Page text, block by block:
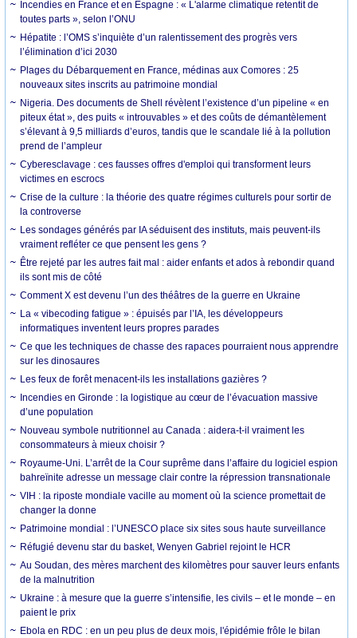
Incendies en France et en Espagne : « L'alarme climatique retentit de
toutes parts », selon l’ONU
Hépatite : l’OMS s’inquiète d’un ralentissement des progrès vers
l’élimination d’ici 2030
Plages du Débarquement en France, médinas aux Comores : 25
nouveaux sites inscrits au patrimoine mondial
Nigeria. Des documents de Shell révèlent l’existence d’un pipeline « en
piteux état », des puits « introuvables » et des coûts de démantèlement
s’élevant à 9,5 milliards d’euros, tandis que le scandale lié à la pollution
prend de l’ampleur
Cyberesclavage : ces fausses offres d'emploi qui transforment leurs
victimes en escrocs
Crise de la culture : la théorie des quatre régimes culturels pour sortir de
la controverse
Les sondages générés par IA séduisent des instituts, mais peuvent-ils
vraiment refléter ce que pensent les gens ?
Être rejeté par les autres fait mal : aider enfants et ados à rebondir quand
ils sont mis de côté
Comment X est devenu l’un des théâtres de la guerre en Ukraine
La « vibecoding fatigue » : épuisés par l’IA, les développeurs
informatiques inventent leurs propres parades
Ce que les techniques de chasse des rapaces pourraient nous apprendre
sur les dinosaures
Les feux de forêt menacent-ils les installations gazières ?
Incendies en Gironde : la logistique au cœur de l’évacuation massive
d’une population
Nouveau symbole nutritionnel au Canada : aidera-t-il vraiment les
consommateurs à mieux choisir ?
Royaume-Uni. L’arrêt de la Cour suprême dans l’affaire du logiciel espion
bahreïnite adresse un message clair contre la répression transnationale
VIH : la riposte mondiale vacille au moment où la science promettait de
changer la donne
Patrimoine mondial : l’UNESCO place six sites sous haute surveillance
Réfugié devenu star du basket, Wenyen Gabriel rejoint le HCR
Au Soudan, des mères marchent des kilomètres pour sauver leurs enfants
de la malnutrition
Ukraine : à mesure que la guerre s’intensifie, les civils – et le monde – en
paient le prix
Ebola en RDC : en un peu plus de deux mois, l'épidémie frôle le bilan